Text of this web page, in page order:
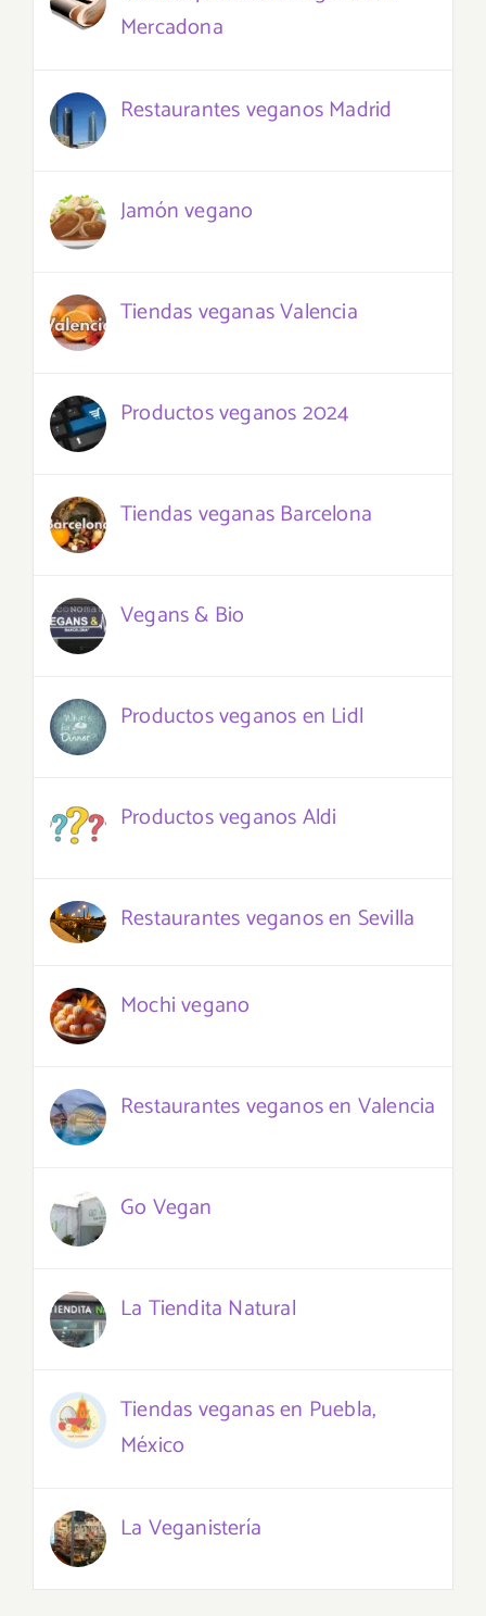
Mercadona
Restaurantes veganos Madrid
Jamón vegano
Tiendas veganas Valencia
Productos veganos 2024
Tiendas veganas Barcelona
Vegans & Bio
Productos veganos en Lidl
Productos veganos Aldi
Restaurantes veganos en Sevilla
Mochi vegano
Restaurantes veganos en Valencia
Go Vegan
La Tiendita Natural
Tiendas veganas en Puebla,
México
La Veganistería